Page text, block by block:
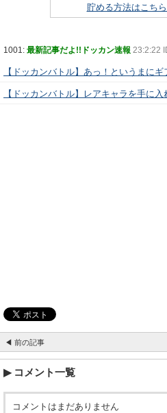
貯める方法はこち
1001: 最新記事だよ!!ドッカン速報 23:2:22
【ドッカンバトル】あっ！というまに
【ドッカンバトル】レアキャラを手に
◀ 前の記事
コメント一覧
コメントはまだありません